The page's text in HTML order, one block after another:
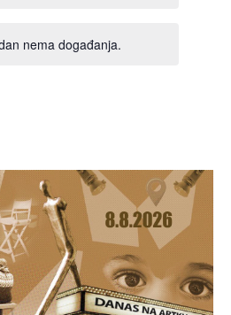
nema događanja.